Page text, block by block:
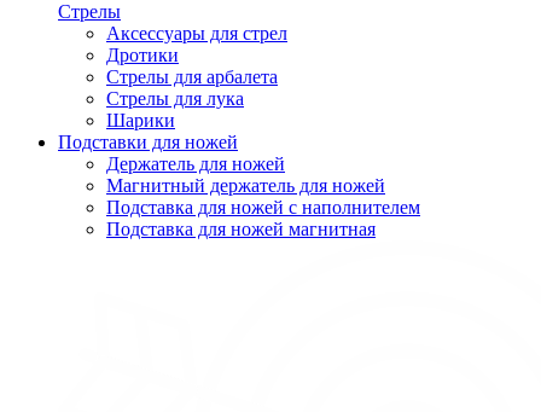
Стрелы
Аксессуары для стрел
Дротики
Стрелы для арбалета
Стрелы для лука
Шарики
Подставки для ножей
Держатель для ножей
Магнитный держатель для ножей
Подставка для ножей с наполнителем
Подставка для ножей магнитная